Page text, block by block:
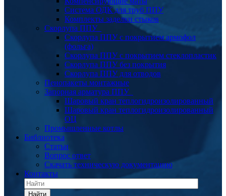
Система ОДК для труб ППУ
Комплекты заделки стыков
Скорлупа ППУ
Скорлупа ППУ с покрытием армофол
(фольга)
Скорлупа ППУ с покрытием стеклопластик
Скорлупа ППУ без покрытия
Скорлупа ППУ для отводов
Пенопакеты монтажные
Запорная арматура ППУ
Шаровый кран теплогидроизолированный
Шаровый кран теплогидроизолированный
ОЦ
Промышленные котлы
Библиотека
Статьи
Вопрос ответ
Скачать техническую документацию
Контакты
Найти